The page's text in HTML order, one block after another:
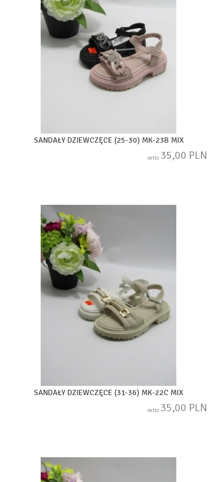
SANDAŁY DZIEWCZĘCE (25-30) MK-23B MIX
netto 35,00 PLN
SANDAŁY DZIEWCZĘCE (31-36) MK-22C MIX
netto 35,00 PLN